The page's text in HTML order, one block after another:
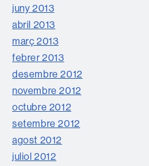
juny 2013
abril 2013
març 2013
febrer 2013
desembre 2012
novembre 2012
octubre 2012
setembre 2012
agost 2012
juliol 2012